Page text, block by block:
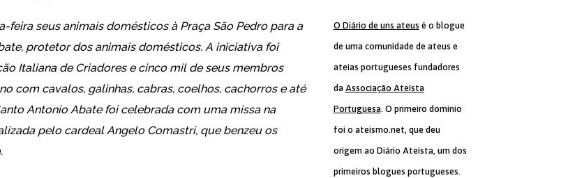
feira seus animais domésticos à Praça São Pedro para a
protetor dos animais domésticos. A iniciativa foi
Italiana de Criadores e cinco mil de seus membros
com cavalos, galinhas, cabras, coelhos, cachorros e até
Antonio Abate foi celebrada com uma missa na
pelo cardeal Angelo Comastri, que benzeu os
O Diário de uns ateus é o blogue
de uma comunidade de ateus e
ateias portugueses fundadores
da Associação Ateísta
Portuguesa. O primeiro domínio
foi o ateismo.net, que deu
origem ao Diário Ateísta, um dos
primeiros blogues portugueses.